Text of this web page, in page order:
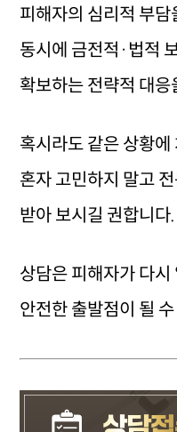
피해자의 심리적 부담
동시에 금전적·법적
확보하는 전략적 대
혹시라도 같은 상황에
혼자 고민하지 말고
받아 보시길 권합니다.
상담은 피해자가 다
안전한 출발점이 될